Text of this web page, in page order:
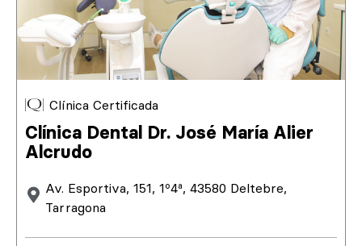
Clínica Certificada
Clínica Dental Dr. José María Alier
Alcrudo
Av. Esportiva, 151, 1º4ª, 43580 Deltebre,
Tarragona